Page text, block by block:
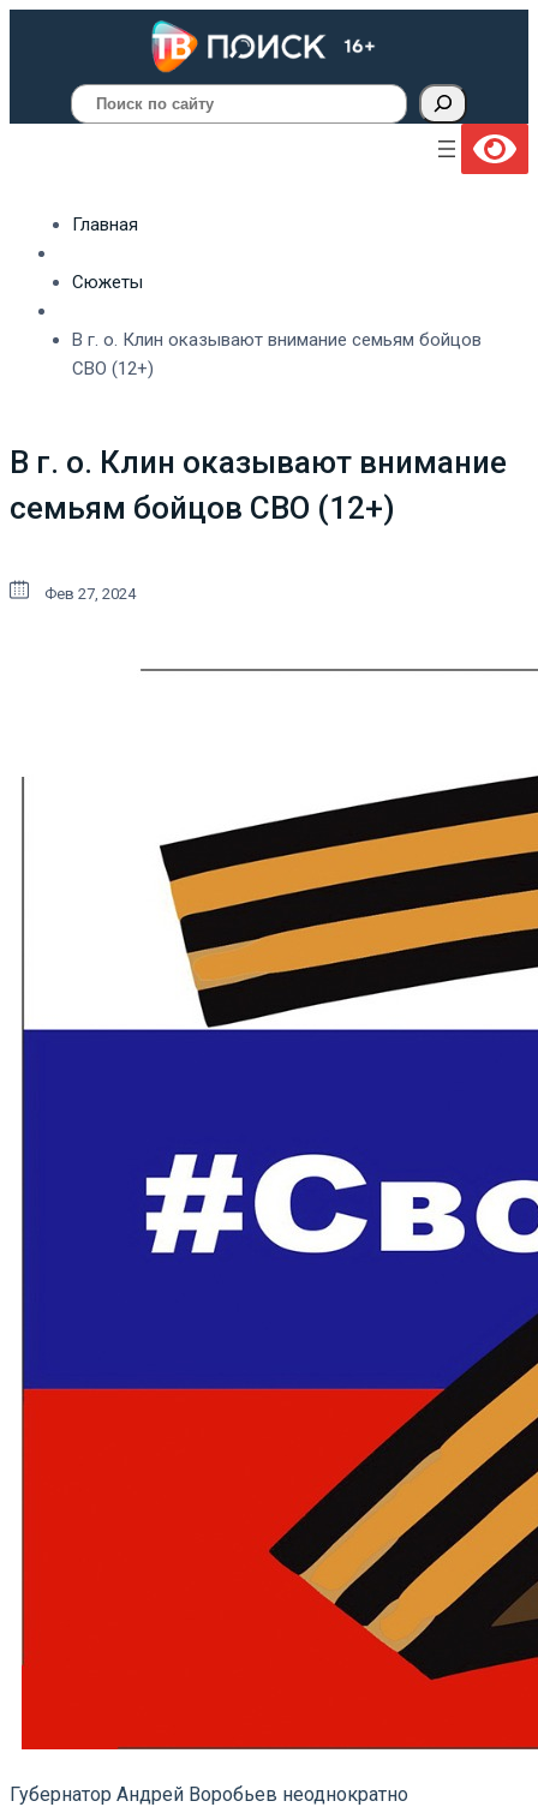
Поиск
Главная
Сюжеты
В г. о. Клин оказывают внимание семьям бойцов
СВО (12+)
В г. о. Клин оказывают внимание
семьям бойцов СВО (12+)
Фев 27, 2024
Губернатор Андрей Воробьев неоднократно